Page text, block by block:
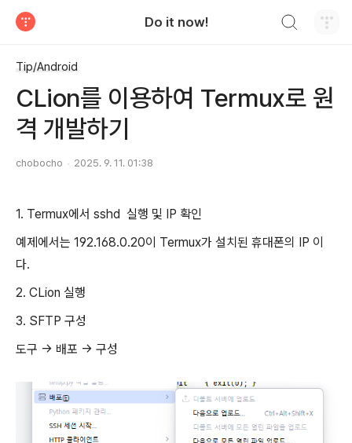
Do it now!
Tip/Android
CLion를 이용하여 Termux로 원
격 개발하기
chobocho 2025. 9. 11. 01:38
1. Termux에서 sshd 실행 및 IP 확인
예제에서는 192.168.0.20이 Termux가 설치된 휴대폰의 IP 이
다.
2. CLion 실행
3. SFTP 구성
도구 -> 배포 -> 구성